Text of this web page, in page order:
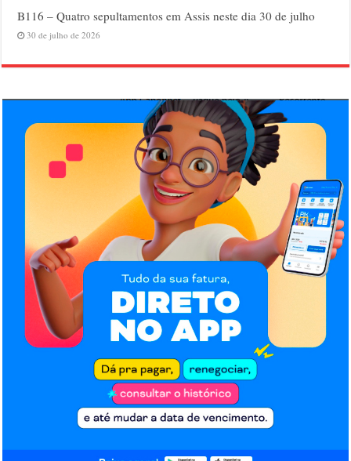
B116 – Quatro sepultamentos em Assis neste dia 30 de julho
30 de julho de 2026